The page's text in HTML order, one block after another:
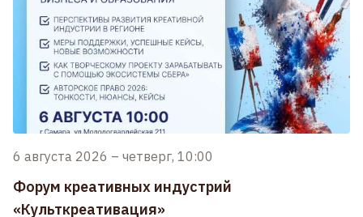
6 августа 2026 – четверг, 10:00
Форум креативных индустрий
«Культкреативация»